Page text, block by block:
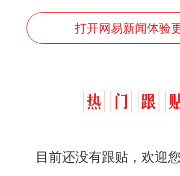
打开网易新闻体验
目前还没有跟贴，欢迎